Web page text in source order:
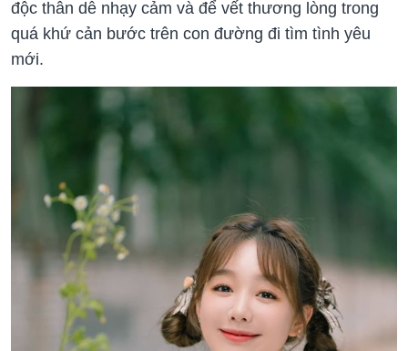
độc thân dễ nhạy cảm và để vết thương lòng trong
quá khứ cản bước trên con đường đi tìm tình yêu
mới.